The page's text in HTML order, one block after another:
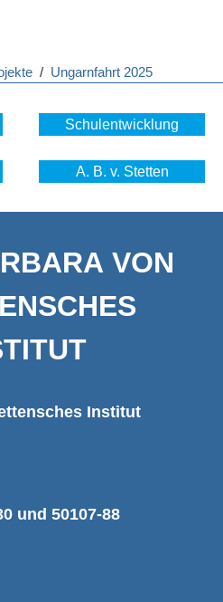
/ Ungarnfahrt 2025
Schulentwicklung
A. B. v. Stetten
VON
Institut
und 50107-88